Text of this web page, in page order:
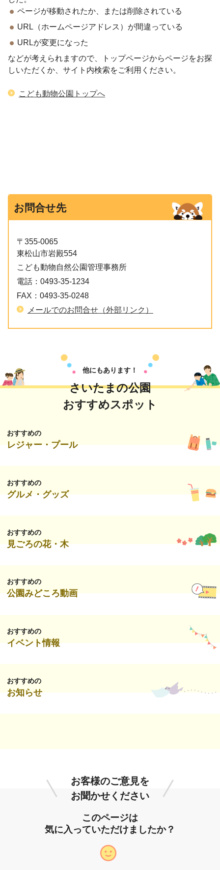
ページが移動されたか、または削除されている
URL（ホームページアドレス）が間違っている
URLが変更になった
などが考えられますので、トップページからページをお探
しいただくか、サイト内検索をご利用ください。
こども動物公園トップへ
お問合せ先
〒355-0065
東松山市岩殿554
こども動物自然公園管理事務所
電話： 0493-35-1234
FAX： 0493-35-0248
メールでのお問合せ（外部リンク）
他にもあります！
さいたまの公園
おすすめスポット
おすすめの
レジャー・プール
おすすめの
グルメ・グッズ
おすすめの
見ごろの花・木
おすすめの
公園みどころ動画
おすすめの
イベント情報
おすすめの
お知らせ
お客様のご意見を
お聞かせください
このページは
気に入っていただけましたか？